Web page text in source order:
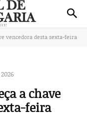
vencedora desta sexta-feira
a chave
feira